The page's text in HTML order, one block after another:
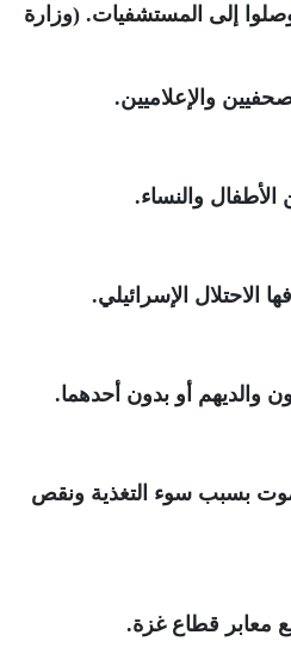
إلى المستشفيات. (وزارة
والإعلاميين.
والنساء.
الاحتلال الإسرائيلي.
والديهم أو بدون أحدهما.
بسبب سوء التغذية ونقص
معابر قطاع غزة.